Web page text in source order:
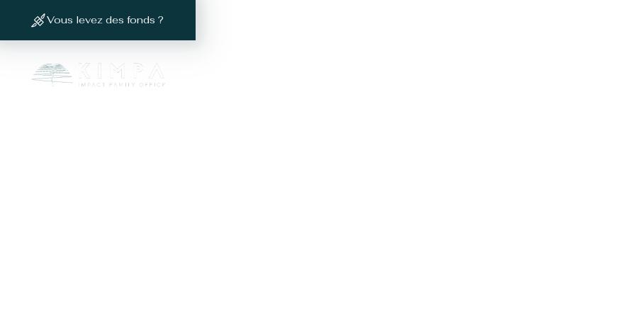
Vous levez des fonds ?